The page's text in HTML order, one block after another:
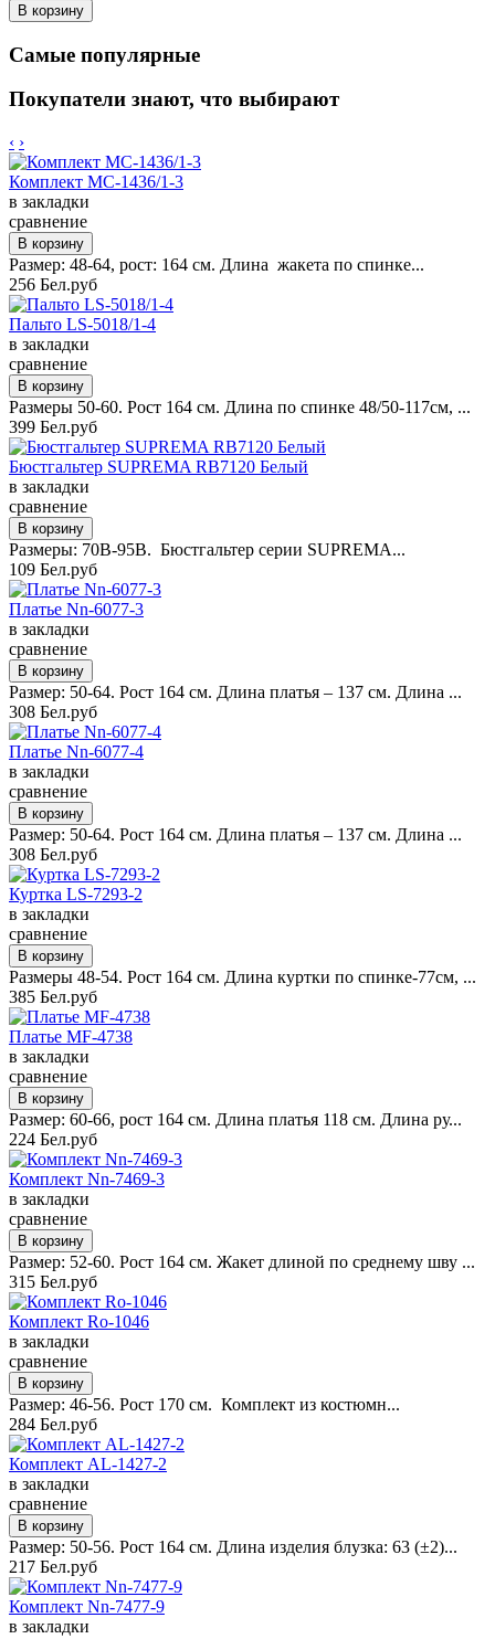
Самые популярные
Покупатели знают, что выбирают
‹ ›
Комплект MC-1436/1-3
в закладки
сравнение
Размер: 48-64, рост: 164 см. Длина жакета по спинке...
256 Бел.руб
Пальто LS-5018/1-4
в закладки
сравнение
Размеры 50-60. Рост 164 см. Длина по спинке 48/50-117см, ...
399 Бел.руб
Бюстгальтер SUPREMA RB7120 Белый
в закладки
сравнение
Размеры: 70B-95B. Бюстгальтер серии SUPREMA...
109 Бел.руб
Платье Nn-6077-3
в закладки
сравнение
Размер: 50-64. Рост 164 см. Длина платья – 137 см. Длина ...
308 Бел.руб
Платье Nn-6077-4
в закладки
сравнение
Размер: 50-64. Рост 164 см. Длина платья – 137 см. Длина ...
308 Бел.руб
Куртка LS-7293-2
в закладки
сравнение
Размеры 48-54. Рост 164 см. Длина куртки по спинке-77см, ...
385 Бел.руб
Платье MF-4738
в закладки
сравнение
Размер: 60-66, рост 164 см. Длина платья 118 см. Длина ру...
224 Бел.руб
Комплект Nn-7469-3
в закладки
сравнение
Размер: 52-60. Рост 164 см. Жакет длиной по среднему шву ...
315 Бел.руб
Комплект Ro-1046
в закладки
сравнение
Размер: 46-56. Рост 170 см. Комплект из костюмн...
284 Бел.руб
Комплект AL-1427-2
в закладки
сравнение
Размер: 50-56. Рост 164 см. Длина изделия блузка: 63 (±2)...
217 Бел.руб
Комплект Nn-7477-9
в закладки